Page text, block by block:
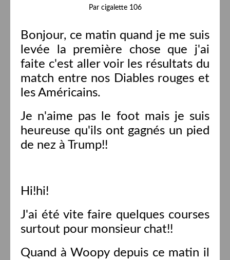
Par cigalette 106
Bonjour, ce matin quand je me suis
levée la première chose que j'ai
faite c'est aller voir les résultats du
match entre nos Diables rouges et
les Américains.
Je n'aime pas le foot mais je suis
heureuse qu'ils ont gagnés un pied
de nez à Trump!!
Hi!hi!
J'ai été vite faire quelques courses
surtout pour monsieur chat!!
Quand à Woopy depuis ce matin il